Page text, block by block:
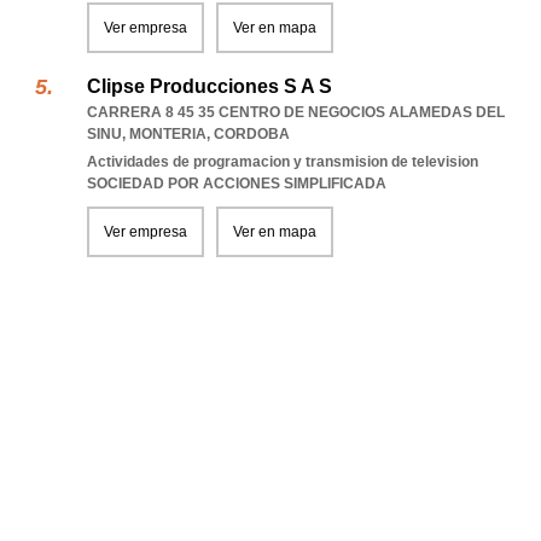
Ver empresa Ver en mapa
Clipse Producciones S A S
CARRERA 8 45 35 CENTRO DE NEGOCIOS ALAMEDAS DEL
SINU, MONTERIA, CORDOBA
Actividades de programacion y transmision de television
SOCIEDAD POR ACCIONES SIMPLIFICADA
Ver empresa Ver en mapa